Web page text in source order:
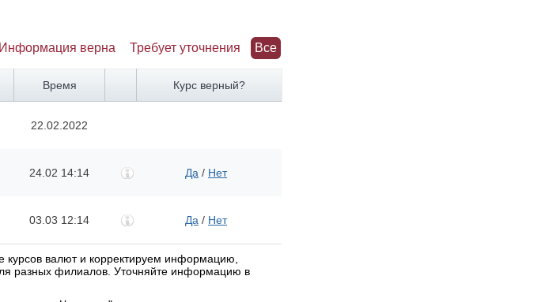
Информация верна Требует уточнения Все
Время Курс верный?
22.02.2022
24.02 14:14 Да / Нет
03.03 12:14 Да / Нет
валют и корректируем информацию,
разных филиалов. Уточняйте информацию в